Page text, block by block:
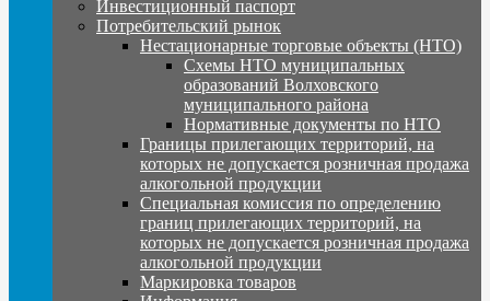
Инвестиционный паспорт
Потребительский рынок
Нестационарные торговые объекты (НТО)
Схемы НТО муниципальных
образований Волховского
муниципального района
Нормативные документы по НТО
Границы прилегающих территорий, на
которых не допускается розничная продажа
алкогольной продукции
Специальная комиссия по определению
границ прилегающих территорий, на
которых не допускается розничная продажа
алкогольной продукции
Маркировка товаров